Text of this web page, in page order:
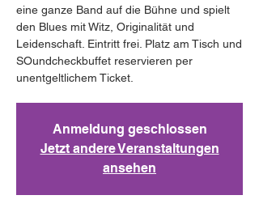
eine ganze Band auf die Bühne und spielt
den Blues mit Witz, Originalität und
Leidenschaft. Eintritt frei. Platz am Tisch und
SOundcheckbuffet reservieren per
unentgeltlichem Ticket.
Anmeldung geschlossen
Jetzt andere Veranstaltungen
ansehen